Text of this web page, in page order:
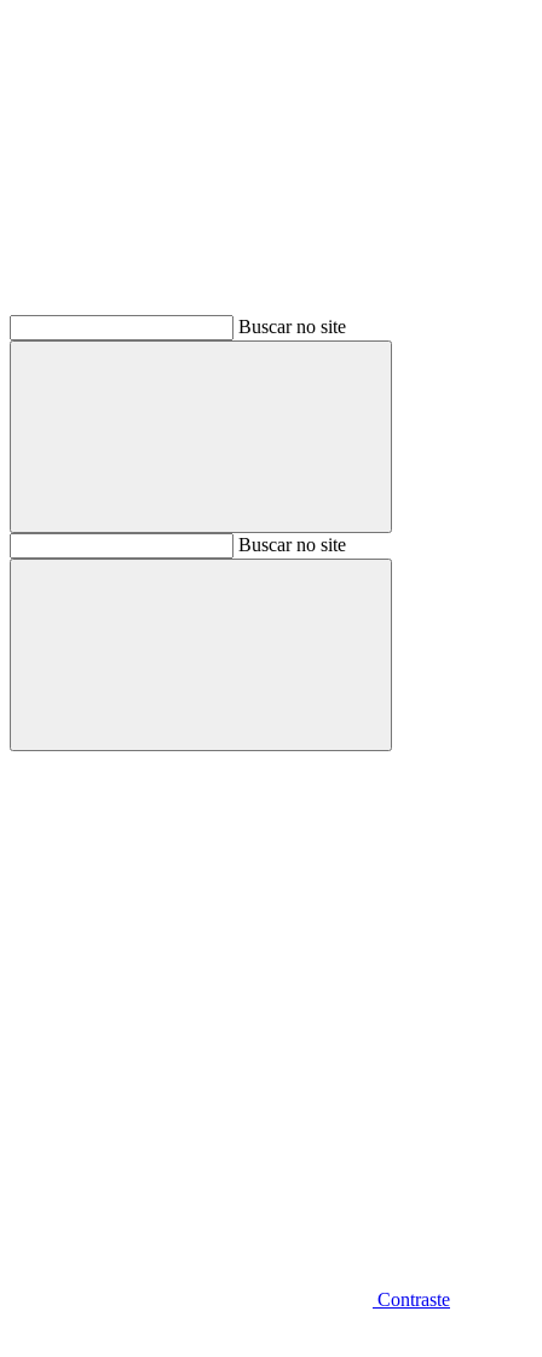
Buscar no site
BuscarBuscar no site
Buscar
Contraste